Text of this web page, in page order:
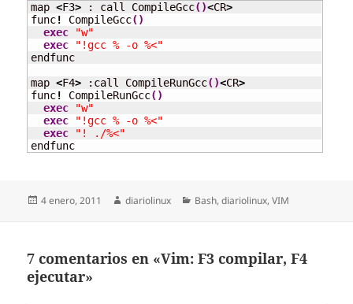
map <F3> : call CompileGcc( )<CR>
func! CompileGcc()
exec
"w"
exec
"!gcc % -o %<"
endfunc
map <F4> :call CompileRunGcc( )<CR>
func! CompileRunGcc()
exec
"w"
exec
"!gcc % -o %<"
exec
"! ./%<"
endfunc
Publicado
4 enero, 2011 Autor
diariolinux Categorías
Bash,diariolinux,VIM
7 comentarios en «Vim: F3 compilar, F4
ejecutar»